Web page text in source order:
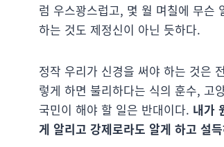
럼 우스꽝스럽고, 몇 월 며칠에 무슨
하는 것도 제정신이 아닌 듯하다.
정작 우리가 신경을 써야 하는 것은
렇게 하면 불리하다는 식의 훈수, 고
국민이 해야 할 일은 반대이다. 내가
게 알리고 강제로라도 알게 하고 설